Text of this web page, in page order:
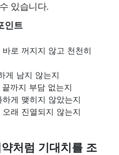
있습니다.
인트
로 꺼지지 않고 천천히
게 남지 않는지
까지 부담 없는지
게 맺히지 않았는지
래 진열되지 않는지
처럼 기대치를 조